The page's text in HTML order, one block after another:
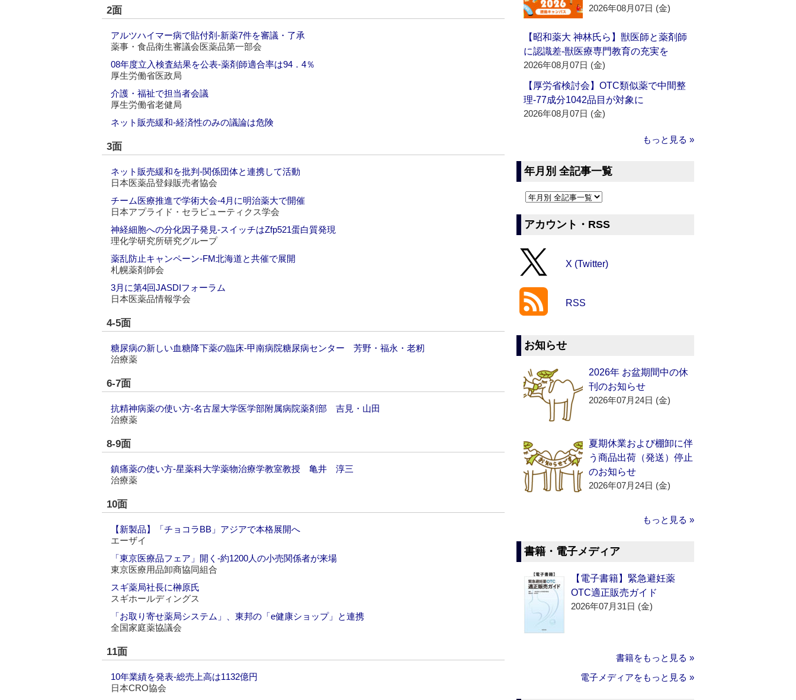
2面
アルツハイマー病で貼付剤‐新薬7件を審議・了承
薬事・食品衛生審議会医薬品第一部会
08年度立入検査結果を公表‐薬剤師適合率は94．4％
厚生労働省医政局
介護・福祉で担当者会議
厚生労働省老健局
ネット販売緩和‐経済性のみの議論は危険
3面
ネット販売緩和を批判‐関係団体と連携して活動
日本医薬品登録販売者協会
チーム医療推進で学術大会‐4月に明治薬大で開催
日本アプライド・セラピューティクス学会
神経細胞への分化因子発見‐スイッチはZfp521蛋白質発現
理化学研究所研究グループ
薬乱防止キャンペーン‐FM北海道と共催で展開
札幌薬剤師会
3月に第4回JASDIフォーラム
日本医薬品情報学会
4-5面
糖尿病の新しい血糖降下薬の臨床‐甲南病院糖尿病センター 芳野・福永・老籾
治療薬
6-7面
抗精神病薬の使い方‐名古屋大学医学部附属病院薬剤部 吉見・山田
治療薬
8-9面
鎮痛薬の使い方‐星薬科大学薬物治療学教室教授 亀井 淳三
治療薬
10面
【新製品】「チョコラBB」アジアで本格展開へ
エーザイ
「東京医療品フェア」開く‐約1200人の小売関係者が来場
東京医療用品卸商協同組合
スギ薬局社長に榊原氏
スギホールディングス
「お取り寄せ薬局システム」、東邦の「e健康ショップ」と連携
全国家庭薬協議会
11面
10年業績を発表‐総売上高は1132億円
日本CRO協会
2026年08月07日 (金)
【昭和薬大 神林氏ら】獣医師と薬剤師
に認識差‐獣医療専門教育の充実を
2026年08月07日 (金)
【厚労省検討会】OTC類似薬で中間整
理‐77成分1042品目が対象に
2026年08月07日 (金)
もっと見る »
年月別 全記事一覧
アカウント・RSS
X (Twitter)
RSS
お知らせ
2026年 お盆期間中の休
刊のお知らせ
2026年07月24日 (金)
夏期休業および棚卸に伴
う商品出荷（発送）停止
のお知らせ
2026年07月24日 (金)
もっと見る »
書籍・電子メディア
【電子書籍】緊急避妊薬
OTC適正販売ガイド
2026年07月31日 (金)
書籍をもっと見る »
電子メディアをもっと見る »